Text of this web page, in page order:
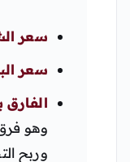
سعر
سعر
الفارق
وهو
وربح